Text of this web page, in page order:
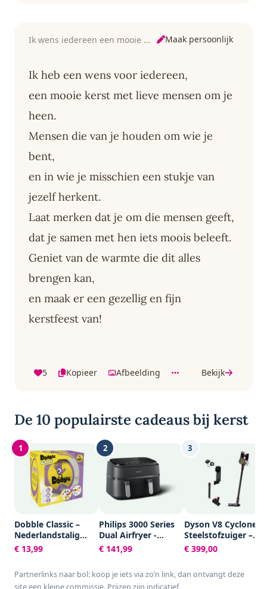
Ik wens iedereen een mooie kerst Maak persoonlijk
Ik heb een wens voor iedereen,
een mooie kerst met lieve mensen om je
heen.
Mensen die van je houden om wie je
bent,
en in wie je misschien een stukje van
jezelf herkent.
Laat merken dat je om die mensen geeft,
dat je samen met hen iets moois beleeft.
Geniet van de warmte die dit alles
brengen kan,
en maak er een gezellig en fijn
kerstfeest van!
5 Kopieer Afbeelding Bekijk
De 10 populairste cadeaus bij kerst
1
Dobble Classic –
Nederlandstalig
Kaartspel voor 2 tot
8 spelers - Leuk
jaar - Het
€ 13,99
2
Philips 3000 Series
Dual Airfryer -
NA351/00 - Dubbele
Mand - 9L - Tot 6
Zwart/Zilver
€ 141,99
3
Dyson V8 Cyclone –
Steelstofzuiger –
150AW – 60 min
€ 399,00
Partnerlinks naar bol: koop je iets via zo’n link, dan ontvangt deze